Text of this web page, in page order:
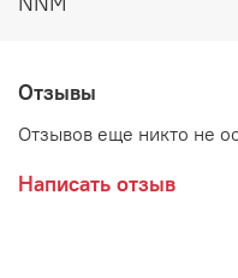
Отзывы
Отзывов еще никто не
Написать отзыв